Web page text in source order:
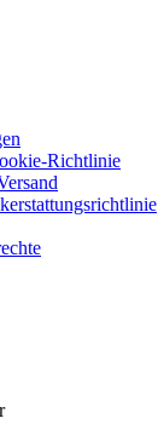
Richtlinie